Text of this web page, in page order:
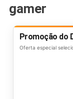
gamer
Promoção do
Oferta especial